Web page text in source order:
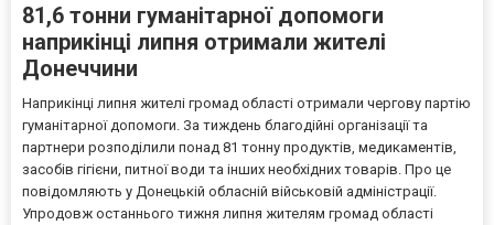
81,6 тонни гуманітарної допомоги
наприкінці липня отримали жителі
Донеччини
Наприкінці липня жителі громад області отримали чергову партію
гуманітарної допомоги. За тиждень благодійні організації та
партнери розподілили понад 81 тонну продуктів, медикаментів,
засобів гігієни, питної води та інших необхідних товарів. Про це
повідомляють у Донецькій обласній військовій адміністрації.
Упродовж останнього тижня липня жителям громад області